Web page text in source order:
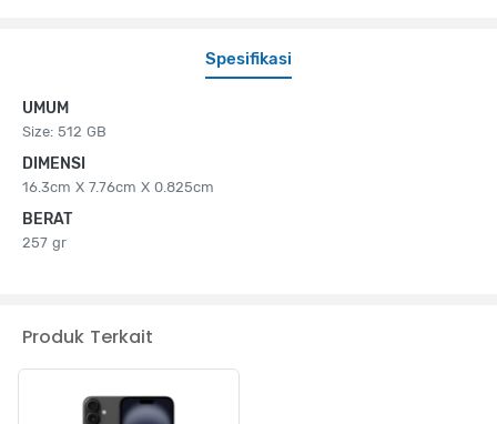
Spesifikasi
UMUM
Size: 512 GB
DIMENSI
16.3cm X 7.76cm X 0.825cm
BERAT
257 gr
Produk Terkait